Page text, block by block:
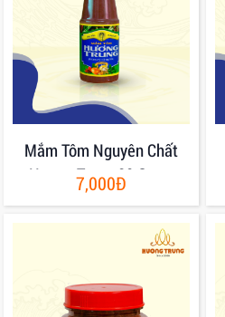
Mắm Tôm Nguyên Chất
Hương Trung 80 Gram
7,000Đ